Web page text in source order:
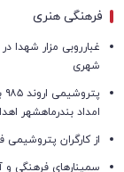
فرهنگی هنری
غبارروبی مزار شهدا
شهری
امداد بندرماهشهر
از کارگران
سمینارهای فرهنگی